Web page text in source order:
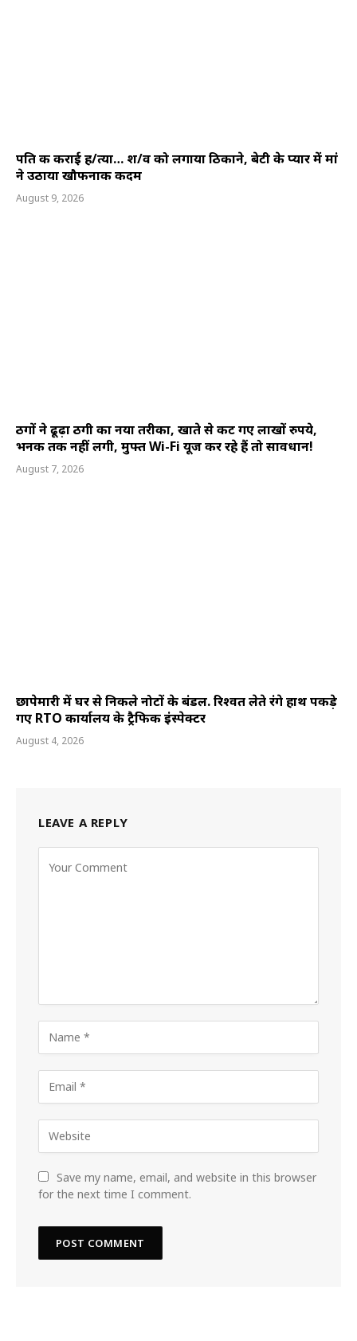
पति की कराई ह/त्या… श/व को लगाया ठिकाने, बेटी के प्यार में मां
ने उठाया खौफनाक कदम
August 9, 2026
ठगों ने ढूढ़ा ठगी का नया तरीका, खाते से कट गए लाखों रुपये,
भनक तक नहीं लगी, मुफ्त Wi-Fi यूज कर रहे हैं तो सावधान!
August 7, 2026
छापेमारी में घर से निकले नोटों के बंडल. रिश्वत लेते रंगे हाथ पकड़े
गए RTO कार्यालय के ट्रैफिक इंस्पेक्टर
August 4, 2026
LEAVE A REPLY
Save my name, email, and website in this browser
for the next time I comment.